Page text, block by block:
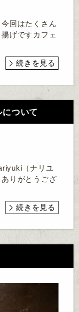
回はたくさん
げですカフェ
続きを見る
ついて
（ナリユ
りがとうござ
続きを見る